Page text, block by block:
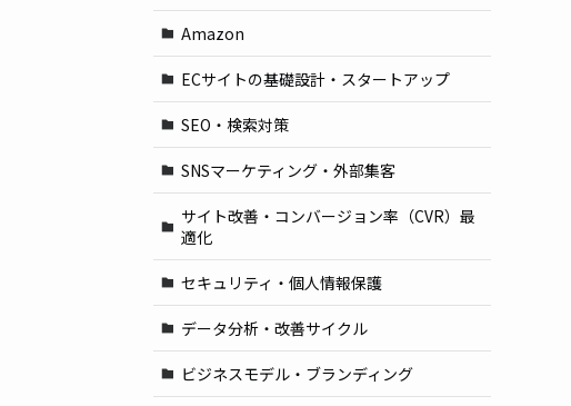
Amazon
ECサイトの基礎設計・スタートアップ
SEO・検索対策
SNSマーケティング・外部集客
サイト改善・コンバージョン率（CVR）最
適化
セキュリティ・個人情報保護
データ分析・改善サイクル
ビジネスモデル・ブランディング